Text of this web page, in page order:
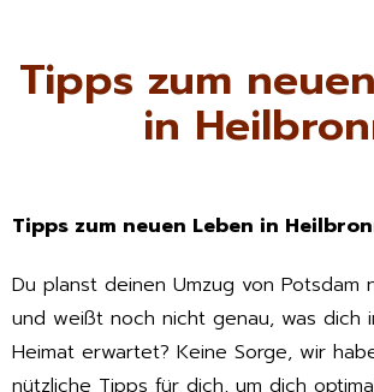
Tipps zum
in
Tipps zum neuen Leben in
Du planst deinen Umzug von Potsdam
und weißt noch nicht genau, was dich
Heimat erwartet? Keine Sorge, wir
nützliche Tipps für dich, um dich